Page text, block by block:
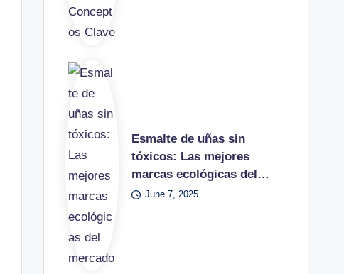
Esmalte de uñas sin
tóxicos: Las mejores
marcas ecológicas del…
June 7, 2025